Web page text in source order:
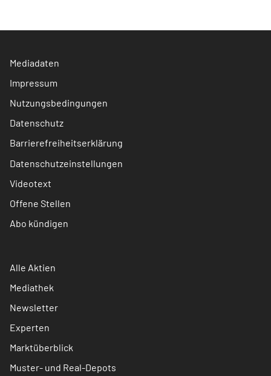
Mediadaten
Impressum
Nutzungsbedingungen
Datenschutz
Barrierefreiheitserklärung
Datenschutzeinstellungen
Videotext
Offene Stellen
Abo kündigen
Alle Aktien
Mediathek
Newsletter
Experten
Marktüberblick
Muster- und Real-Depots